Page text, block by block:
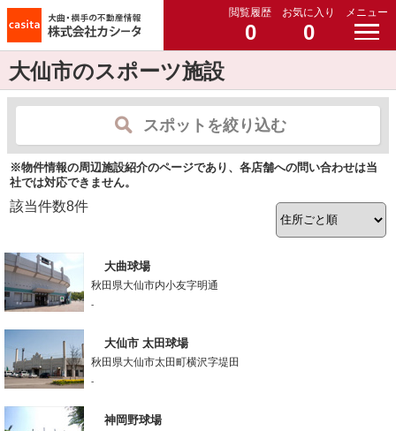
閲覧履歴
0
お気に入り
0
メニュー
大仙市のスポーツ施設
スポットを絞り込む
※物件情報の周辺施設紹介のページであり、各店舗への問い合わせは当
社では対応できません。
該当件数8件
大曲球場
秋田県大仙市内小友字明通
-
大仙市 太田球場
秋田県大仙市太田町横沢字堤田
-
神岡野球場